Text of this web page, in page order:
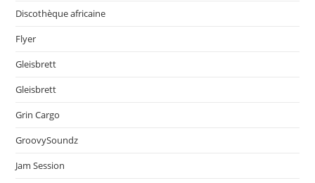
Discothèque africaine
Flyer
Gleisbrett
Gleisbrett
Grin Cargo
GroovySoundz
Jam Session